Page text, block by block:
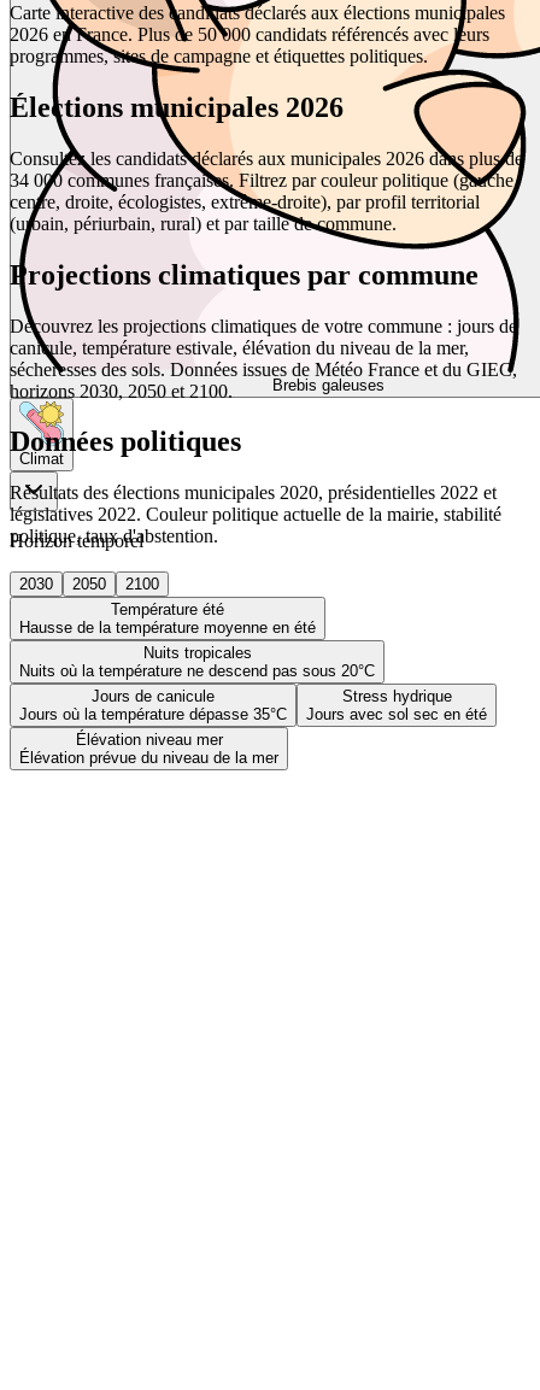
Brebis galeuses
Climat
Horizon temporel
2030 2050
2100
Température été
Hausse de la température moyenne en été
Nuits tropicales
Nuits où la température ne descend pas sous 20°C
Jours de canicule
Jours où la température dépasse 35°C
Stress hydrique
Jours avec sol sec en été
Élévation niveau mer
Élévation prévue du niveau de la mer
Carte interactive des candidats déclarés aux élections municipales
2026 en France. Plus de 50 000 candidats référencés avec leurs
programmes, sites de campagne et étiquettes politiques.
Élections municipales 2026
Consultez les candidats déclarés aux municipales 2026 dans plus de
34 000 communes françaises. Filtrez par couleur politique (gauche,
centre, droite, écologistes, extrême-droite), par profil territorial
(urbain, périurbain, rural) et par taille de commune.
Projections climatiques par commune
Découvrez les projections climatiques de votre commune : jours de
canicule, température estivale, élévation du niveau de la mer,
sécheresses des sols. Données issues de Météo France et du GIEC,
horizons 2030, 2050 et 2100.
Données politiques
Résultats des élections municipales 2020, présidentielles 2022 et
législatives 2022. Couleur politique actuelle de la mairie, stabilité
politique, taux d'abstention.